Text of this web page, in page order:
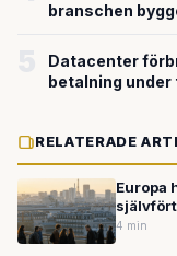
branschen
Datacenter
betalning under
RELATERADE
Europa
4 min